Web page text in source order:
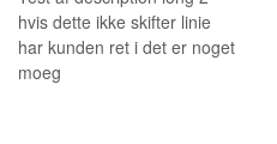
hvis dette ikke skifter linie
har kunden ret i det er noget
moeg